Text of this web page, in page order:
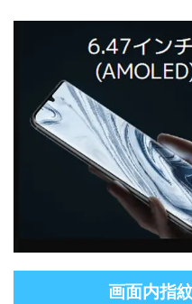
画面内指